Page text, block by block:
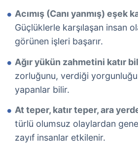
Acımış (Canı yanmış) eşek
Güçlüklerle karşılaşan insan
görünen işleri başarır.
Ağır yükün zahmetini katır
zorluğunu, verdiği
yapanlar bilir.
At teper, katır teper, ara
türlü olumsuz olaylardan
zayıf insanlar etkilenir.